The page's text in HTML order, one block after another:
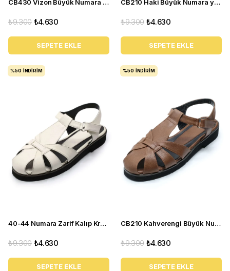
CB430 Vizon Büyük Numara yazlık kadın babet ayakkabı
₺4.630
₺9.300
SEPETE EKLE
CB210 Haki Büyük Numara yazlık kadın babet sandalet ayakkabı
₺4.630
₺9.300
SEPETE EKLE
40-44 Numara Zarif Kalıp Krem Yazlık Kadın Babet Sandalet CB210
₺4.630
₺9.300
SEPETE EKLE
%50 İNDIRIM
CB210 Kahverengi Büyük Numara yazlık kadın babet sandalet ayakkabı
₺4.630
₺9.300
SEPETE EKLE
%50 İNDIRIM